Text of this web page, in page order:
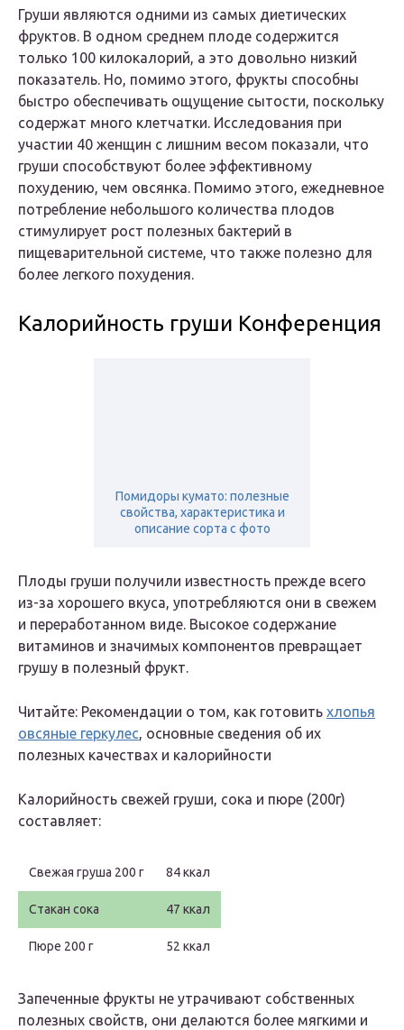
Груши являются одними из самых диетических
фруктов. В одном среднем плоде содержится
только 100 килокалорий, а это довольно низкий
показатель. Но, помимо этого, фрукты способны
быстро обеспечивать ощущение сытости, поскольку
содержат много клетчатки. Исследования при
участии 40 женщин с лишним весом показали, что
груши способствуют более эффективному
похудению, чем овсянка. Помимо этого, ежедневное
потребление небольшого количества плодов
стимулирует рост полезных бактерий в
пищеварительной системе, что также полезно для
более легкого похудения.
Калорийность груши Конференция
Помидоры кумато: полезные
свойства, характеристика и
описание сорта с фото
Плоды груши получили известность прежде всего
из-за хорошего вкуса, употребляются они в свежем
и переработанном виде. Высокое содержание
витаминов и значимых компонентов превращает
грушу в полезный фрукт.
Читайте: Рекомендации о том, как готовить хлопья
овсяные геркулес, основные сведения об их
полезных качествах и калорийности
Калорийность свежей груши, сока и пюре (200г)
составляет:
Свежая груша 200 г 84 ккал
Стакан сока 47 ккал
Пюре 200 г 52 ккал
Запеченные фрукты не утрачивают собственных
полезных свойств, они делаются более мягкими и